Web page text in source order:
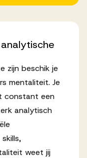
analytische
zijn beschik je
mentaliteit. Je
constant een
analytisch
weet jij